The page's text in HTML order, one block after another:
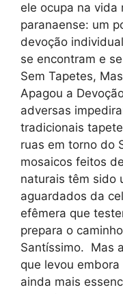
ele ocupa na vida
paranaense: um
devoção
se encontram e
Sem Tapetes,
Apagou a
adversas
tradicionais
ruas em torno do
mosaicos feitos
naturais têm sido
aguardados da
efêmera que
prepara o
Santíssimo. Mas
que levou
ainda mais